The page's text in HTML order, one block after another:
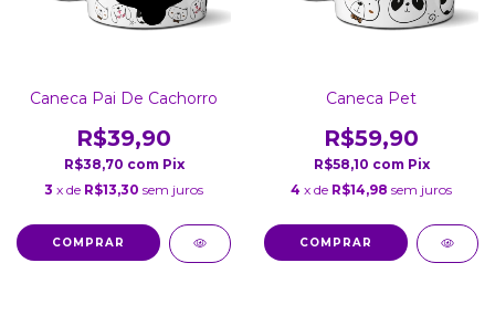
Caneca Pai De Cachorro
R$39,90
R$38,70 com Pix
3 x de R$13,30 sem juros
COMPRAR
Caneca Pet
R$59,90
R$58,10 com Pix
4 x de R$14,98 sem juros
COMPRAR